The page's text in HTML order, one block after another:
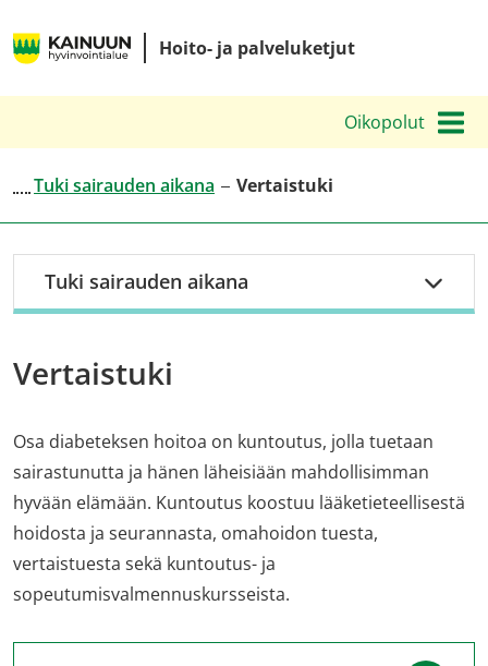
sisältöön
Oikopolut
Kainuun
Hoito- ja palveluketjut
Tuki sairauden aikana Vertaistuki
Tuki sairauden aikana
Vertaistuki
Osa diabeteksen hoitoa on kuntoutus, jolla tuetaan
sairastunutta ja hänen läheisiään mahdollisimman
hyvään elämään. Kuntoutus koostuu lääketieteellisestä
hoidosta ja seurannasta, omahoidon tuesta,
vertaistuesta sekä kuntoutus- ja
sopeutumisvalmennuskursseista.